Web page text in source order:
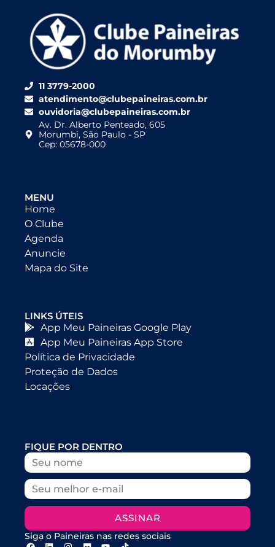
11 3779-2000
atendimento@clubepaineiras.com.br
ouvidoria@clubepaineiras.com.br
Av. Dr. Alberto Penteado, 605
Morumbi, São Paulo - SP
Cep: 05678-000
MENU
Home
O Clube
Agenda
Anuncie
Mapa do Site
LINKS ÚTEIS
App Meu Paineiras Google Play
App Meu Paineiras App Store
Política de Privacidade
Proteção de Dados
Locações
FIQUE POR DENTRO
ASSINAR
Siga o Paineiras nas redes sociais